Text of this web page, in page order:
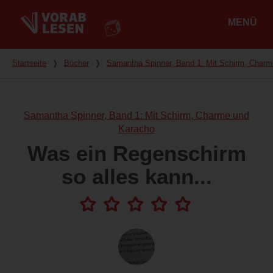
MENÜ
Du bist hier
Startseite ❭ Bücher ❭ Samantha Spinner, Band 1: Mit Schirm,
Samantha Spinner, Band 1: Mit Schirm, Charme und
Karacho
Was ein Regenschirm
so alles kann...